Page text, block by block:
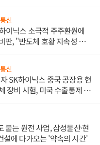
신
이닉스 소극적 주주환원에
판, "반도체 호황 지속성 의
신
SK하이닉스 중국 공장용 현
장비 시험, 미국 수출통제 대
붙는 원전 사업, 삼성물산·현
설에 다가오는 '약속의 시간'